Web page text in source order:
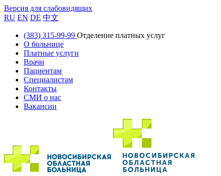
Версия для слабовидящих
RU EN DE 中文
(383) 315-99-99 Отделение платных услуг
О больнице
Платные услуги
Врачи
Пациентам
Специалистам
Контакты
СМИ о нас
Вакансии